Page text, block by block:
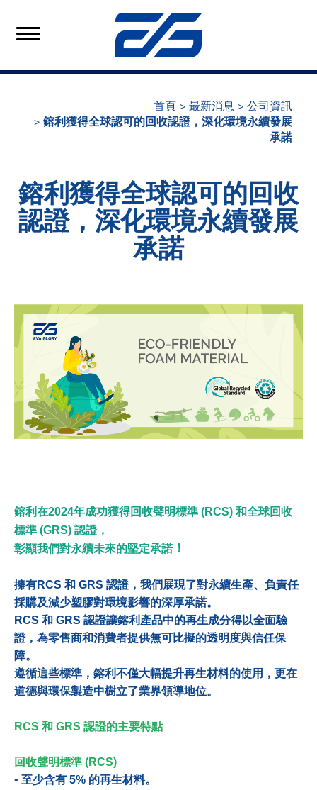
首頁 最新消息
公司資訊
鎔利獲得全球認可的回收認證，深化環境永續發展
承諾
鎔利獲得全球認可的回收
認證，深化環境永續發展
承諾
鎔利在2024年成功獲得回收聲明標準 (RCS) 和全球回收
標準 (GRS) 認證，
彰顯我們對永續未來的堅定承諾！
擁有RCS 和 GRS 認證，我們展現了對永續生產、負責任
採購及減少塑膠對環境影響的深厚承諾。
RCS 和 GRS 認證讓鎔利產品中的再生成分得以全面驗
證，為零售商和消費者提供無可比擬的透明度與信任保
障。
遵循這些標準，鎔利不僅大幅提升再生材料的使用，更在
道德與環保製造中樹立了業界領導地位。
RCS 和 GRS 認證的主要特點
回收聲明標準 (RCS)
• 至少含有 5% 的再生材料。